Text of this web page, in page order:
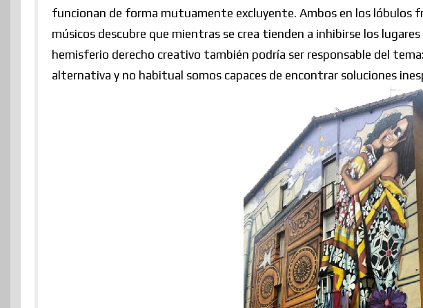
funcionan de forma mutuamente excluyente. Ambos en los lóbulos
músicos descubre que mientras se crea tienden a inhibirse los
hemisferio derecho creativo también podría ser responsable del
alternativa y no habitual somos capaces de encontrar soluciones